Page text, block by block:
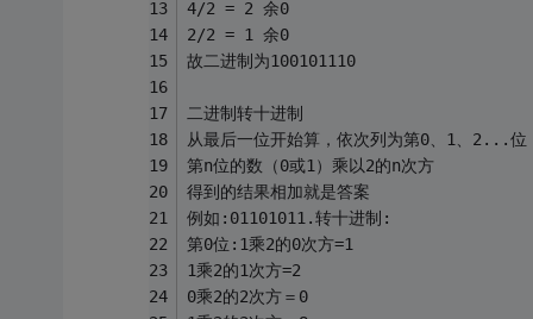
4/2 = 2 余0
2/2 = 1 余0
故二进制为100101110
二进制转十进制
从最后一位开始算，依次列为第0、1、2...位
第n位的数（0或1）乘以2的n次方
得到的结果相加就是答案
例如:01101011.转十进制:
第0位:1乘2的0次方=1
1乘2的1次方=2
0乘2的2次方＝0